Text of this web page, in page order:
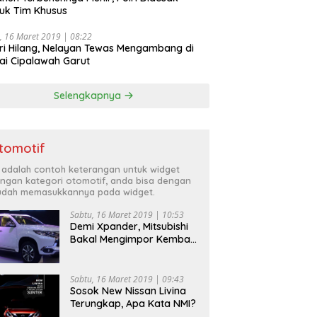
Tim Khusus
16 Maret 2019 | 08:22
Hilang, Nelayan Tewas Mengambang di
Cipalawah Garut
Selengkapnya
adalah contoh keterangan untuk widget
kategori otomotif, anda bisa dengan
memasukkannya pada widget.
Sabtu, 16 Maret 2019 | 10:53
Demi Xpander, Mitsubishi
Bakal Mengimpor Kembali
Sabtu, 16 Maret 2019 | 09:43
Sosok New Nissan Livina
Terungkap, Apa Kata NMI?